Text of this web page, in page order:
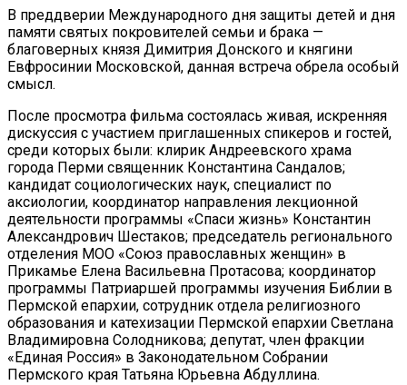
В преддверии Международного дня защиты детей и дня
памяти святых покровителей семьи и брака —
благоверных князя Димитрия Донского и княгини
Евфросинии Московской, данная встреча обрела особый
смысл.
После просмотра фильма состоялась живая, искренняя
дискуссия с участием приглашенных спикеров и гостей,
среди которых были: клирик Андреевского храма
города Перми священник Константина Сандалов;
кандидат социологических наук, специалист по
аксиологии, координатор направления лекционной
деятельности программы «Спаси жизнь» Константин
Александрович Шестаков; председатель регионального
отделения МОО «Союз православных женщин» в
Прикамье Елена Васильевна Протасова; координатор
программы Патриаршей программы изучения Библии в
Пермской епархии, сотрудник отдела религиозного
образования и катехизации Пермской епархии Светлана
Владимировна Солодникова; депутат, член фракции
«Единая Россия» в Законодательном Собрании
Пермского края Татьяна Юрьевна Абдуллина.